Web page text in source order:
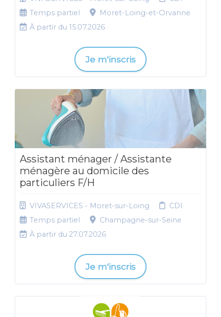
Temps partiel
Moret-Loing-et-Orvanne
À partir du 15.07.2026
Je m'inscris
Assistant ménager / Assistante
ménagère au domicile des
particuliers F/H
VIVASERVICES - Moret-sur-Loing
CDI
Temps partiel
Champagne-sur-Seine
À partir du 27.07.2026
Je m'inscris